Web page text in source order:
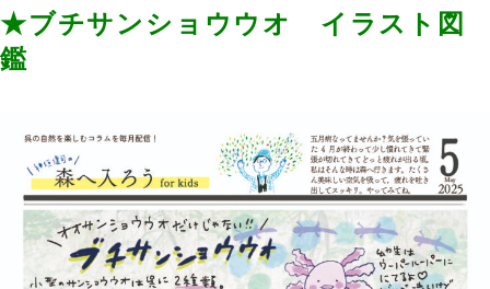
★ブチサンショウウオ
イラスト図
鑑